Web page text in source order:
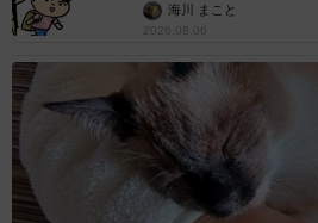
海川 まこと
2026.08.06